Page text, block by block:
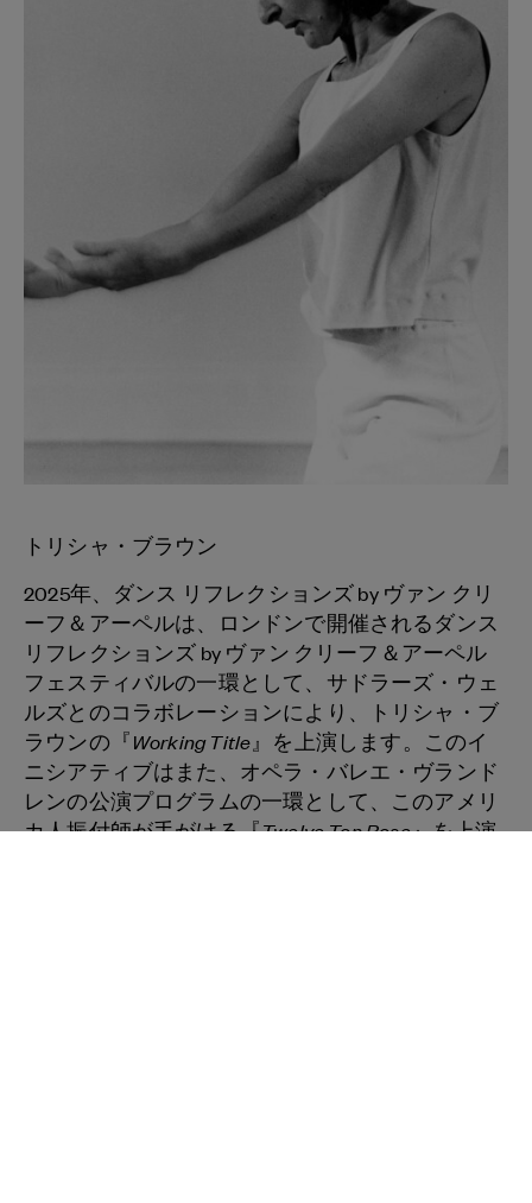
トリシャ・ブラウン
2025年、ダンス リフレクションズ by ヴァン クリ
ーフ＆アーペルは、ロンドンで開催されるダンス
リフレクションズ by ヴァン クリーフ＆アーペル
フェスティバルの一環として、サドラーズ・ウェ
ルズとのコラボレーションにより、トリシャ・ブ
ラウンの『 Working Title 』を上演します。このイ
ニシアティブはまた、オペラ・バレエ・ヴランド
レンの公演プログラムの一環として、このアメリ
カ人振付師が手がける『Twelve Ton Rose』を上演